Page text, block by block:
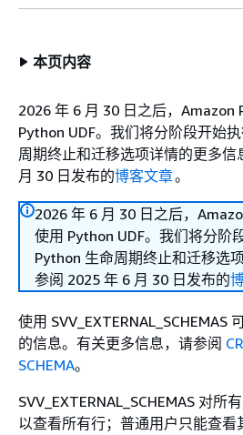
本页内容
2026 年 6 月 30 日之后，
Python UDF。我们将分阶段开始
周期终止和迁移选项详情的更多信
月 30 日发布的博客文章。
2026 年 6 月 30 日之后，
使用 Python UDF。我们将分阶
Python 生命周期终止和迁移选
参阅 2025 年 6 月 30 日发布的
使用 SVV_EXTERNAL_SCHEMAS
的信息。有关更多信息，请参阅
SCHEMA。
SVV_EXTERNAL_SCHEMAS 对所
以查看所有行；普通用户只能查看